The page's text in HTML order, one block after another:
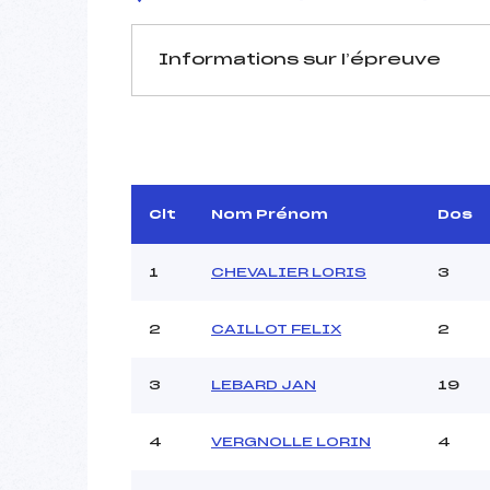
Informations sur l’épreuve
Pénalité appliquée :
Clt Nom Prénom Dos
1 CHEVALIER LORIS 3
2 CAILLOT FELIX 2
3 LEBARD JAN 19
4 VERGNOLLE LORIN 4